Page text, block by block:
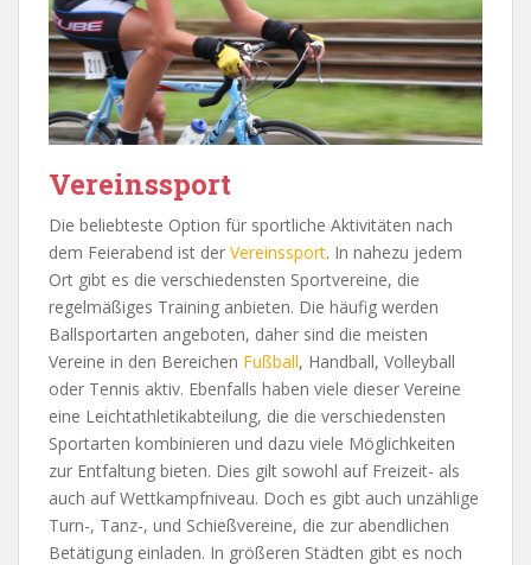
Vereinssport
Die beliebteste Option für sportliche Aktivitäten nach
dem Feierabend ist der Vereinssport. In nahezu jedem
Ort gibt es die verschiedensten Sportvereine, die
regelmäßiges Training anbieten. Die häufig werden
Ballsportarten angeboten, daher sind die meisten
Vereine in den Bereichen Fußball, Handball, Volleyball
oder Tennis aktiv. Ebenfalls haben viele dieser Vereine
eine Leichtathletikabteilung, die die verschiedensten
Sportarten kombinieren und dazu viele Möglichkeiten
zur Entfaltung bieten. Dies gilt sowohl auf Freizeit- als
auch auf Wettkampfniveau. Doch es gibt auch unzählige
Turn-, Tanz-, und Schießvereine, die zur abendlichen
Betätigung einladen. In größeren Städten gibt es noch